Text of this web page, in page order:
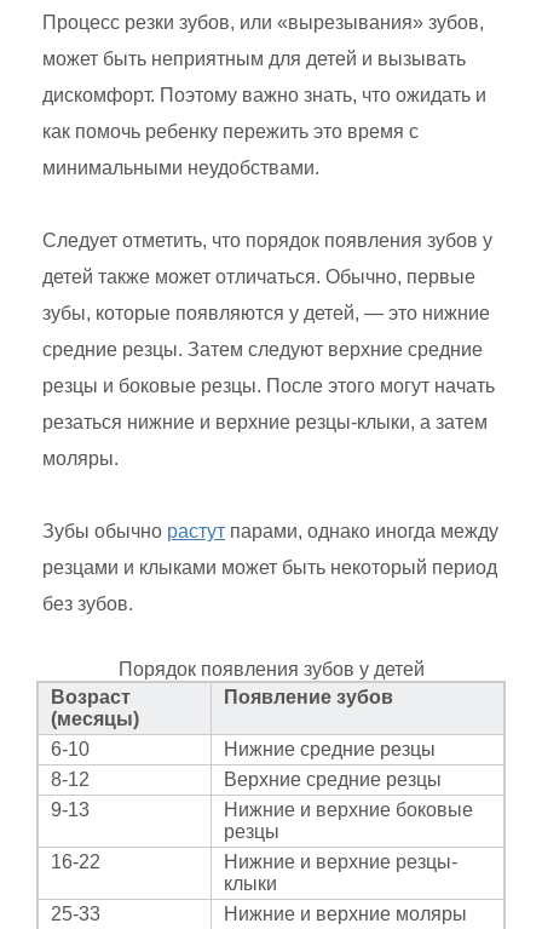
Процесс резки зубов, или «вырезывания» зубов,
может быть неприятным для детей и вызывать
дискомфорт. Поэтому важно знать, что ожидать и
как помочь ребенку пережить это время с
минимальными неудобствами.
Следует отметить, что порядок появления зубов у
детей также может отличаться. Обычно, первые
зубы, которые появляются у детей, — это нижние
средние резцы. Затем следуют верхние средние
резцы и боковые резцы. После этого могут начать
резаться нижние и верхние резцы-клыки, а затем
моляры.
Зубы обычно растут парами, однако иногда между
резцами и клыками может быть некоторый период
без зубов.
Порядок появления зубов у детей
Возраст
(месяцы)
Появление зубов
6-10
Нижние средние резцы
8-12
Верхние средние резцы
9-13
Нижние и верхние боковые
резцы
16-22
Нижние и верхние резцы-
клыки
25-33
Нижние и верхние моляры